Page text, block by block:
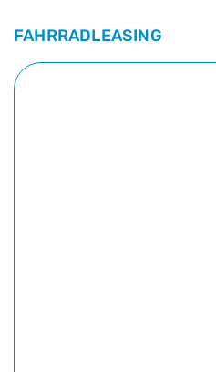
FAHRRADLEASING